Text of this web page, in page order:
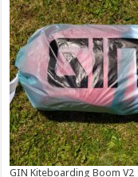
GIN Kiteboarding Boom V2